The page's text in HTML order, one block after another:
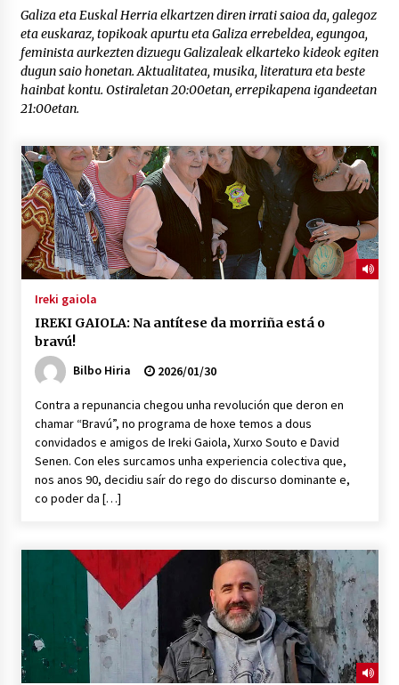
“Hiztegi bat” Gorka Urbizuk idatzitako letren
hiztegia
2026/07/23
2026/07/16
Tuba eta bonbardinoaren astea, Bilboko
Kontserbatorioan protagonista
2026/07/16
Gaur abitua da Bilbao bbk live jaialdia
POTTO: San Pedro jaietako bertso-saioa
2026/07/09
2026/07/07
LIBURUEN ERREPUBLIKA TXIKIA: Hiragana akats
isil batekin dator beti
2026/07/07
Galiza eta Euskal Herria elkartzen diren irrati saioa da, galegoz
eta euskaraz, topikoak apurtu eta Galiza errebeldea, egungoa,
feminista aurkezten dizuegu Galizaleak elkarteko kideok egiten
dugun saio honetan. Aktualitatea, musika, literatura eta beste
hainbat kontu. Ostiraletan 20:00etan, errepikapena igandeetan
21:00etan.
Ireki gaiola
IREKI GAIOLA: Na antítese da morriña está o
bravú!
Bilbo Hiria
2026/01/30
Contra a repunancia chegou unha revolución que deron en
chamar “Bravú”, no programa de hoxe temos a dous
convidados e amigos de Ireki Gaiola, Xurxo Souto e David
Senen. Con eles surcamos unha experiencia colectiva que,
nos anos 90, decidiu saír do rego do discurso dominante e,
co poder da […]